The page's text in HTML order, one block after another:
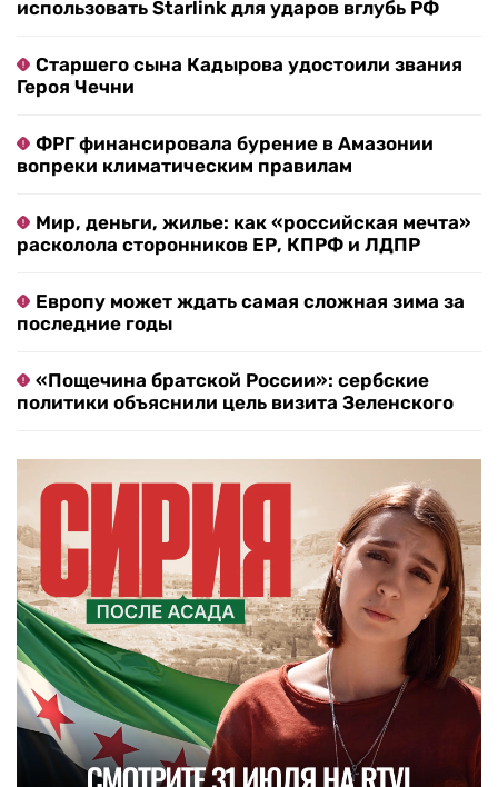
использовать Starlink для ударов вглубь РФ
Старшего сына Кадырова удостоили звания
Героя Чечни
ФРГ финансировала бурение в Амазонии
вопреки климатическим правилам
Мир, деньги, жилье: как «российская мечта»
расколола сторонников ЕР, КПРФ и ЛДПР
Европу может ждать самая сложная зима за
последние годы
«Пощечина братской России»: сербские
политики объяснили цель визита Зеленского